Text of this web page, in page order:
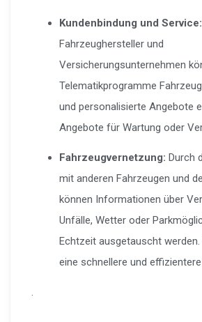
Kundenbindung und Service:
Fahrzeughersteller und
Versicherungsunternehmen
Telematikprogramme
und personalisierte Angebote
Angebote für Wartung oder
Fahrzeugvernetzung: Durch
mit anderen Fahrzeugen und
können Informationen über
Unfälle, Wetter oder
Echtzeit ausgetauscht
eine schnellere und
.